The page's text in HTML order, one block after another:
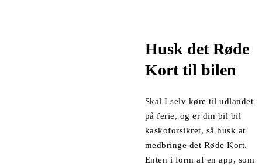
Husk det Røde
Kort til bilen
Skal I selv køre til udlandet
på ferie, og er din bil bil
kaskoforsikret, så husk at
medbringe det Røde Kort.
Enten i form af en app, som